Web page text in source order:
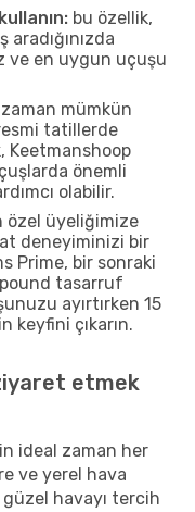
bu özellik,
ve en uygun uçuşu
mümkün
tatillerde
Keetmanshoop
önemli
olabilir.
özel üyeliğimize
deneyiminizi bir
Prime, bir sonraki
tasarruf
ayırtırken 15
keyfini çıkarın.
etmek
ideal zaman her
ve yerel hava
güzel havayı tercih